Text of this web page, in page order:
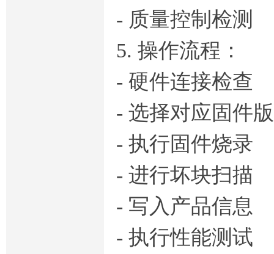
- 质量控制检测
5. 操作流程：
- 硬件连接检查
- 选择对应固件
- 执行固件烧录
- 进行坏块扫描
- 写入产品信息
- 执行性能测试